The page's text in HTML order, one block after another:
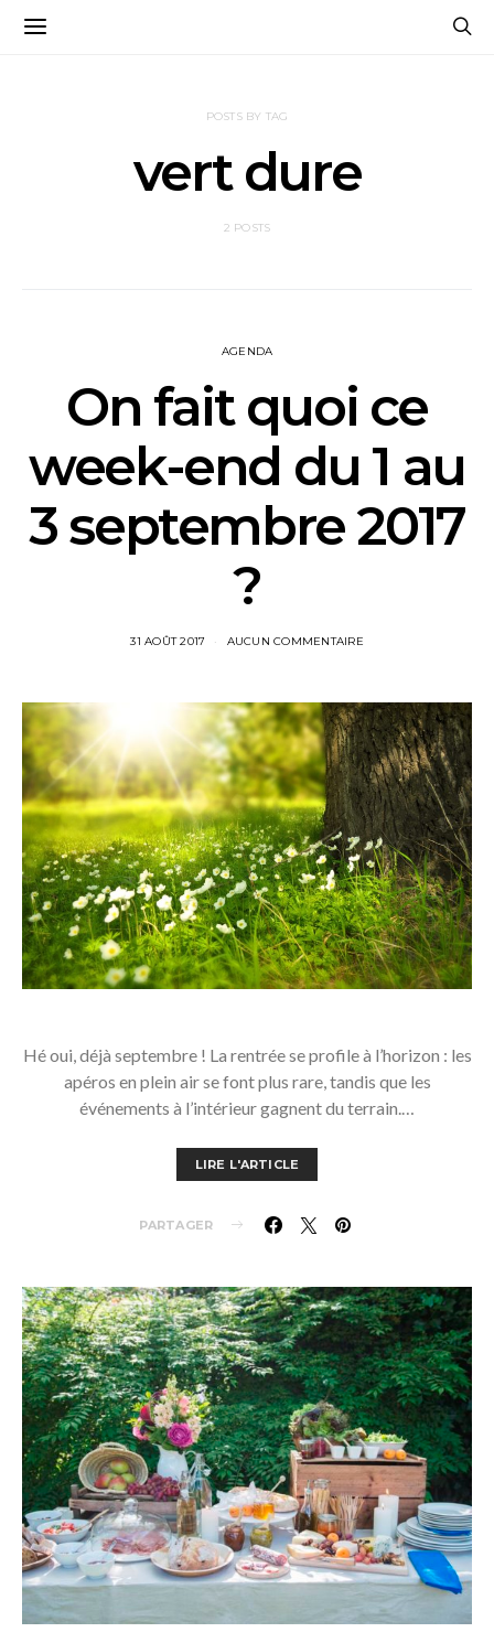
POSTS BY TAG
vert dure
2 POSTS
AGENDA
On fait quoi ce
week-end du 1 au
3 septembre 2017
?
31 AOÛT 2017 AUCUN COMMENTAIRE
Hé oui, déjà septembre ! La rentrée se profile à l’horizon : les
apéros en plein air se font plus rare, tandis que les
événements à l’intérieur gagnent du terrain.…
LIRE L'ARTICLE
PARTAGER